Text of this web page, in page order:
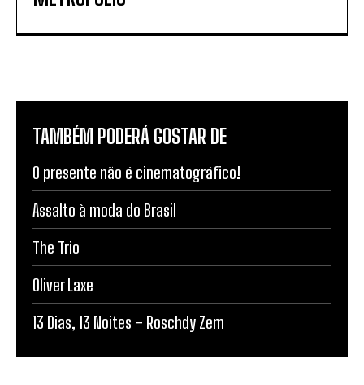
TAMBÉM PODERÁ GOSTAR DE
O presente não é cinematográfico!
Assalto à moda do Brasil
The Trio
Oliver Laxe
13 Dias, 13 Noites – Roschdy Zem